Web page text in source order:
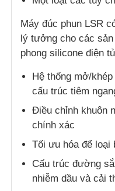
Máy đúc phun silicone
Máy đúc quá mức
Thiết bị phụ kiện
Dầu silicon cao su
Máy đúc phun LSR
lý tưởng cho các
phong silicone điện
Hệ thống mở/
cấu trúc tiêm
Điều chỉnh khuôn
chính xác
Tối ưu hóa để loại
Cấu trúc đường
nhiễm dầu và cải